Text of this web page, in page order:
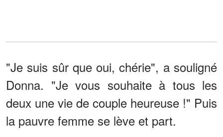
"Je suis sûr que oui, chérie", a souligné
Donna. "Je vous souhaite à tous les
deux une vie de couple heureuse !" Puis
la pauvre femme se lève et part.